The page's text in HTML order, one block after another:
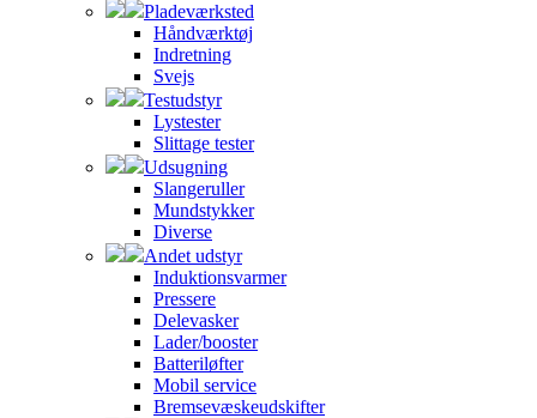
Pladeværksted
Håndværktøj
Indretning
Svejs
Testudstyr
Lystester
Slittage tester
Udsugning
Slangeruller
Mundstykker
Diverse
Andet udstyr
Induktionsvarmer
Pressere
Delevasker
Lader/booster
Batteriløfter
Mobil service
Bremsevæskeudskifter